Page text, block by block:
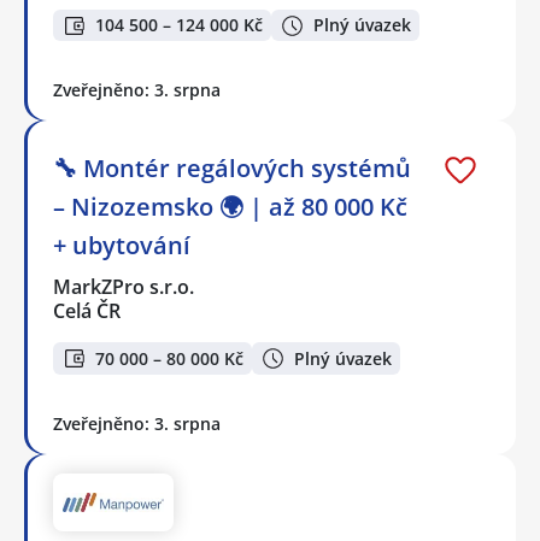
104 500 – 124 000 Kč Plný úvazek
Zveřejněno: 3. srpna
🔧 Montér regálových systémů
– Nizozemsko 🌍 | až 80 000 Kč
+ ubytování
MarkZPro s.r.o.
Celá ČR
70 000 – 80 000 Kč Plný úvazek
Zveřejněno: 3. srpna